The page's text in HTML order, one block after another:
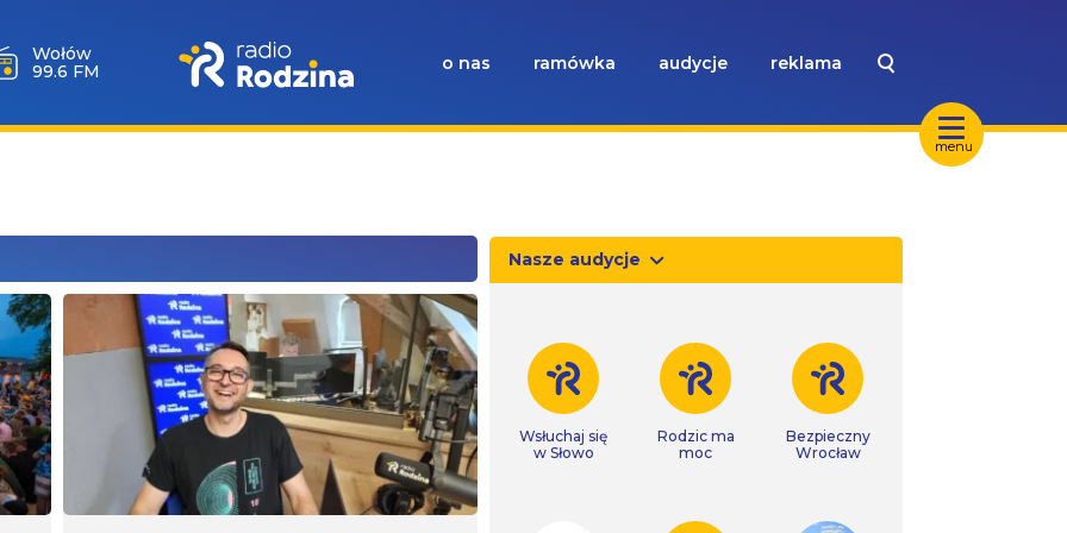
menu
Wołów
99.6 FM
o nas ramówka audycje reklama
Nasze audycje
Wsłuchaj się
w Słowo
Rodzic ma
moc
Bezpieczny
Wrocław